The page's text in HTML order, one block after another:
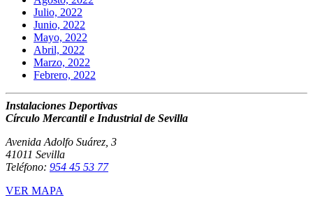
Julio, 2022
Junio, 2022
Mayo, 2022
Abril, 2022
Marzo, 2022
Febrero, 2022
Instalaciones Deportivas
Círculo Mercantil e Industrial de Sevilla
Avenida Adolfo Suárez, 3
41011 Sevilla
Teléfono: 954 45 53 77
VER MAPA